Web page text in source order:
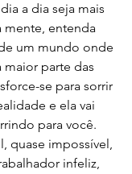
a dia seja mais
mente, entenda
um mundo onde
parte das
se para sorrir
e ela vai
para você.
quase impossível,
infeliz,